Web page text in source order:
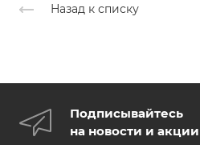
Назад к списку
Подписывайтесь
на новости и акции